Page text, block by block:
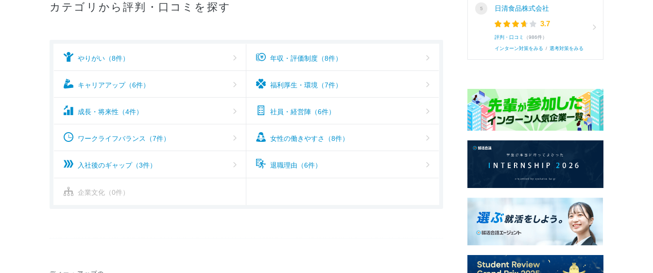
カテゴリから評判・口コミを探す
やりがい（8件） 年収・評価制度（8件）
キャリアアップ（6件） 福利厚生・環境（7件）
成長・将来性（4件） 社員・経営陣（6件）
ワークライフバランス（7件） 女性の働きやすさ（8件）
入社後のギャップ（3件） 退職理由（6件）
企業文化（0件）
日清食品株式会社
3.7
評判・口コミ （986件）
インターン対策をみる / 選考対策をみる